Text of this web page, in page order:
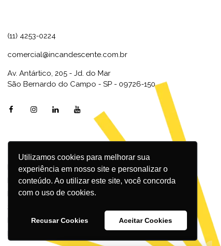
Utilizamos cookies para melhorar sua
experiência em nosso site e personalizar o
conteúdo. Ao utilizar este site, você concorda
com o uso de cookies.
Recusar Cookies Aceitar Cookies
(11) 4253-0224
comercial@incandescente.com.br
Av. Antártico, 205 - Jd. do Mar
São Bernardo do Campo - SP - 09726-150
Marketing Digital
Inbound Marketing
Redes Sociais
SEO
Design
Podcast